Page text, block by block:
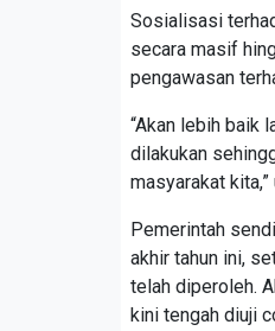
Sosialisasi
secara masif
pengawasan
“Akan lebih baik
dilakukan
masyarakat kita,”
Pemerintah
akhir tahun ini,
telah diperoleh.
kini tengah diuji